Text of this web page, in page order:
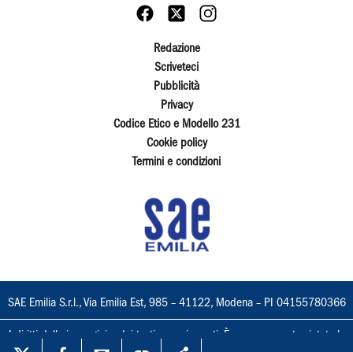
Redazione
Scriveteci
Pubblicità
Privacy
Codice Etico e Modello 231
Cookie policy
Termini e condizioni
SAE Emilia S.r.l., Via Emilia Est, 985 – 41122, Modena – PI 04155780366
I diritti delle immagini e dei testi sono riservati. È espressamente vietata la